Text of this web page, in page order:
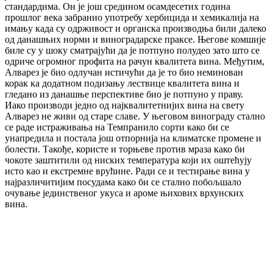
стандардима. Он је још средином осамдесетих година
прошлог века забранио употребу хербицида и хемикалија на
имању када су одрживост и органска производња били далеко
од данашњих норми и виноградарске праксе. Његове комшије
биле су у шоку сматрајући да је потпуно полудео зато што се
одриче огромног профита на рачун квалитета вина. Међутим,
Алварез је био одлучан истичући да је то био неминован
корак ка додатном подизању лествице квалитета вина и
гледано из данашње перспективе био је потпуно у праву.
Иако производи једно од најквалитетнијих вина на свету
Алварез не живи од старе славе. У његовом винограду стално
се раде истраживања на Темпранило сорти како би се
унапредила и постала још отпорнија на климатске промене и
болести. Такође, користе и торњеве против мраза како би
чокоте заштитили од ниских температура који их оштећују
исто као и екстремне врућине. Ради се и тестирање вина у
најразличитијим посудама како би се стално побољшало
очување јединственог укуса и ароме њихових врхунских
вина.